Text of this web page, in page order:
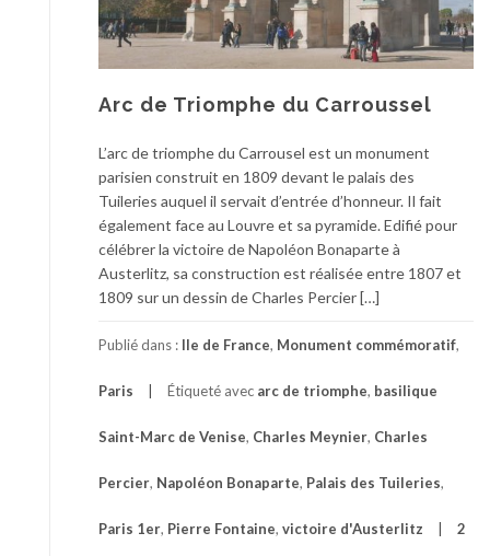
Arc de Triomphe du Carroussel
L’arc de triomphe du Carrousel est un monument
parisien construit en 1809 devant le palais des
Tuileries auquel il servait d’entrée d’honneur. Il fait
également face au Louvre et sa pyramide. Edifié pour
célébrer la victoire de Napoléon Bonaparte à
Austerlitz, sa construction est réalisée entre 1807 et
1809 sur un dessin de Charles Percier […]
Publié dans : Ile de France, Monument commémoratif,
Paris Étiqueté avec arc de triomphe, basilique
Saint-Marc de Venise, Charles Meynier, Charles
Percier, Napoléon Bonaparte, Palais des Tuileries,
Paris 1er, Pierre Fontaine, victoire d'Austerlitz 2